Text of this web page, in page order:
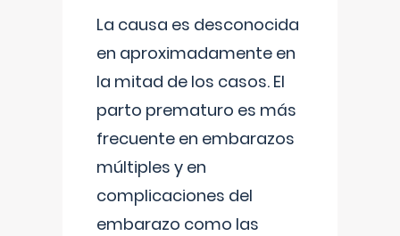
La causa es desconocida
en aproximadamente en
la mitad de los casos. El
parto prematuro es más
frecuente en embarazos
múltiples y en
complicaciones del
embarazo como las